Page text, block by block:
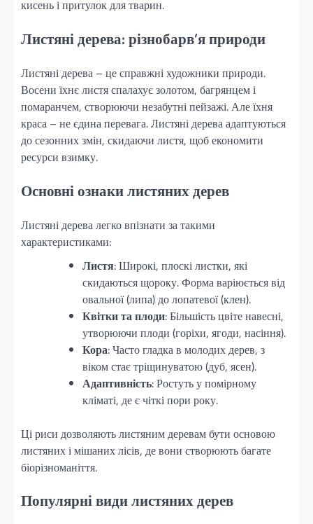
кисень і притулок для тварин.
Листяні дерева: різнобарв’я природи
Листяні дерева – це справжні художники природи.
Восени їхнє листя спалахує золотом, багрянцем і
помаранчем, створюючи незабутні пейзажі. Але їхня
краса – не єдина перевага. Листяні дерева адаптуються
до сезонних змін, скидаючи листя, щоб економити
ресурси взимку.
Основні ознаки листяних дерев
Листяні дерева легко впізнати за такими
характеристиками:
Листя: Широкі, плоскі листки, які
скидаються щороку. Форма варіюється від
овальної (липа) до лопатевої (клен).
Квітки та плоди: Більшість цвіте навесні,
утворюючи плоди (горіхи, ягоди, насіння).
Кора: Часто гладка в молодих дерев, з
віком стає тріщинуватою (дуб, ясен).
Адаптивність: Ростуть у помірному
кліматі, де є чіткі пори року.
Ці риси дозволяють листяним деревам бути основою
листяних і мішаних лісів, де вони створюють багате
біорізноманіття.
Популярні види листяних дерев